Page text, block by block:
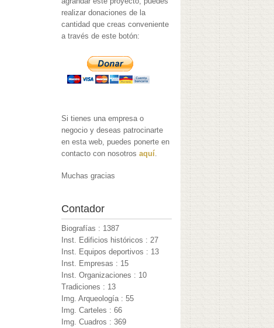
realizar donaciones de la
cantidad que creas conveniente
a través de este botón:
Si tienes una empresa o
negocio y deseas patrocinarte
en esta web, puedes ponerte en
contacto con nosotrosaquí.
Muchas gracias
Contador
Biografías : 1387
Inst. Edificios históricos : 27
Inst. Equipos deportivos : 13
Inst. Empresas : 15
Inst. Organizaciones : 10
Tradiciones : 13
Img. Arqueología : 55
Img. Carteles : 66
Img. Cuadros : 369